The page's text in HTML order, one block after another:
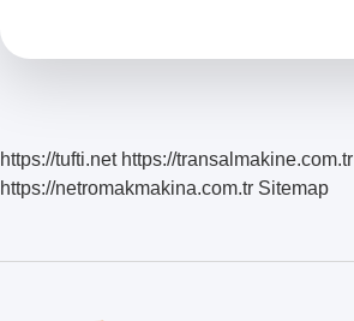
https://tufti.net https://transalmakine.com.tr
https://netromakmakina.com.tr Sitemap